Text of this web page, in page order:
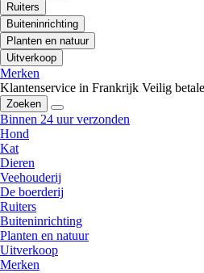
Ruiters
Buiteninrichting
Planten en natuur
Uitverkoop
Merken
Klantenservice in Frankrijk Veilig
Zoeken
Binnen 24 uur verzonden
Hond
Kat
Dieren
Veehouderij
De boerderij
Ruiters
Buiteninrichting
Planten en natuur
Uitverkoop
Merken